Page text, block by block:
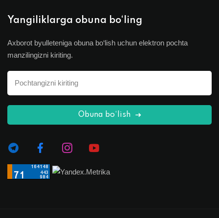
Yangiliklarga obuna bo‘ling
Axborot byulleteniga obuna bo‘lish uchun elektron pochta
manzilingizni kiriting.
Obuna bo‘lish